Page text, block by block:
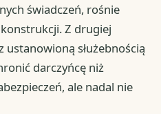
świadczeń, rośnie
Z drugiej
ustanowioną służebnością
darczyńcę niż
ale nadal nie